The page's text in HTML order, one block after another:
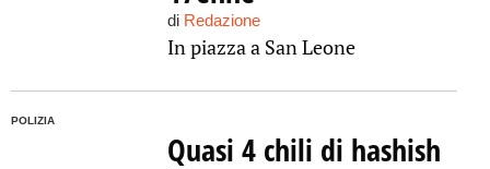
di Redazione
In piazza a San Leone
POLIZIA
Quasi 4 chili di hashish